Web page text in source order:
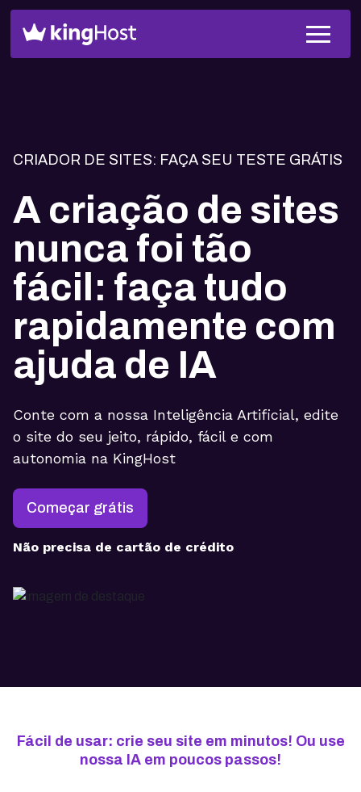
CRIADOR DE SITES: FAÇA SEU TESTE GRÁTIS
A criação de sites
nunca foi tão
fácil: faça tudo
rapidamente com
ajuda de IA
Conte com a nossa Inteligência Artificial, edite
o site do seu jeito, rápido, fácil e com
autonomia na KingHost
Começar grátis
Não precisa de cartão de crédito
Fácil de usar: crie seu site em minutos! Ou use
nossa IA em poucos passos!